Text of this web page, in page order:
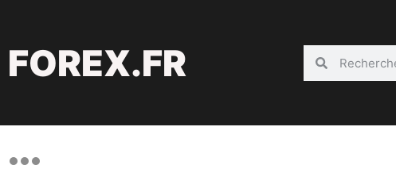
FOREX.FR